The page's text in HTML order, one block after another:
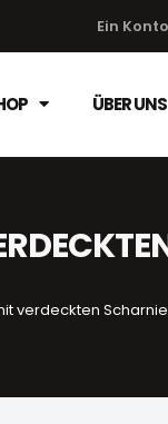
Ein
ÜBER UNS
verdeckten